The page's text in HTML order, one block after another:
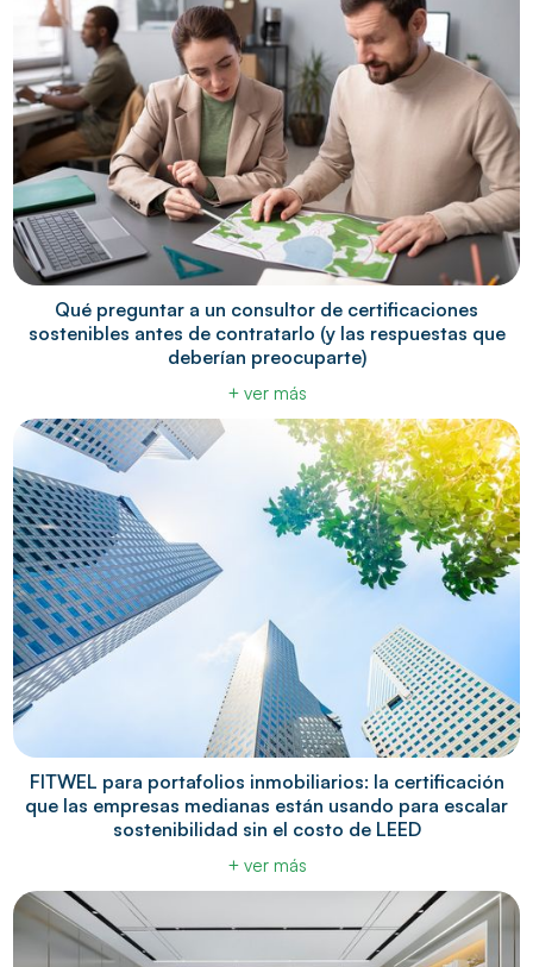
Qué preguntar a un consultor de certificaciones
sostenibles antes de contratarlo (y las respuestas que
deberían preocuparte)
+ ver más
FITWEL para portafolios inmobiliarios: la certificación
que las empresas medianas están usando para escalar
sostenibilidad sin el costo de LEED
+ ver más